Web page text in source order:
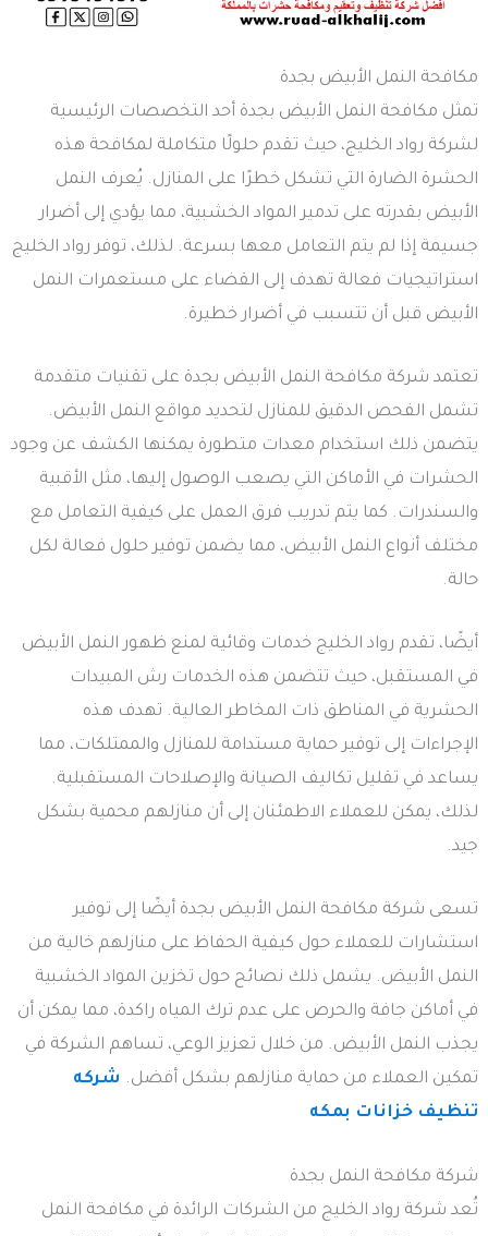
مكافحة النمل الأبيض بجدة
تمثل مكافحة النمل الأبيض بجدة أحد التخصصات الرئيسية
لشركة رواد الخليج، حيث تقدم حلولًا متكاملة لمكافحة هذه
الحشرة الضارة التي تشكل خطرًا على المنازل. يُعرف النمل
الأبيض بقدرته على تدمير المواد الخشبية، مما يؤدي إلى أضرار
جسيمة إذا لم يتم التعامل معها بسرعة. لذلك، توفر رواد الخليج
استراتيجيات فعالة تهدف إلى القضاء على مستعمرات النمل
الأبيض قبل أن تتسبب في أضرار خطيرة.
تعتمد شركة مكافحة النمل الأبيض بجدة على تقنيات متقدمة
تشمل الفحص الدقيق للمنازل لتحديد مواقع النمل الأبيض.
يتضمن ذلك استخدام معدات متطورة يمكنها الكشف عن وجود
الحشرات في الأماكن التي يصعب الوصول إليها، مثل الأقبية
والسندرات. كما يتم تدريب فرق العمل على كيفية التعامل مع
مختلف أنواع النمل الأبيض، مما يضمن توفير حلول فعالة لكل
حالة.
أيضًا، تقدم رواد الخليج خدمات وقائية لمنع ظهور النمل الأبيض
في المستقبل، حيث تتضمن هذه الخدمات رش المبيدات
الحشرية في المناطق ذات المخاطر العالية. تهدف هذه
الإجراءات إلى توفير حماية مستدامة للمنازل والممتلكات، مما
يساعد في تقليل تكاليف الصيانة والإصلاحات المستقبلية.
لذلك، يمكن للعملاء الاطمئنان إلى أن منازلهم محمية بشكل
جيد.
تسعى شركة مكافحة النمل الأبيض بجدة أيضًا إلى توفير
استشارات للعملاء حول كيفية الحفاظ على منازلهم خالية من
النمل الأبيض. يشمل ذلك نصائح حول تخزين المواد الخشبية
في أماكن جافة والحرص على عدم ترك المياه راكدة، مما يمكن أن
يجذب النمل الأبيض. من خلال تعزيز الوعي، تساهم الشركة في
تمكين العملاء من حماية منازلهم بشكل أفضل. شركه
تنظيف خزانات بمكه
شركة مكافحة النمل بجدة
تُعد شركة رواد الخليج من الشركات الرائدة في مكافحة النمل